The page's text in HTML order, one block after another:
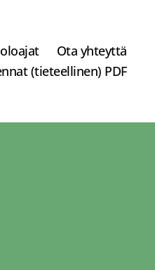
Ota yhteyttä
(tieteellinen) PDF